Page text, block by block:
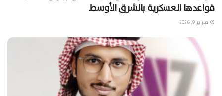
قواعدها العسكرية بالشرق الأوسط
فبراير 9, 2026